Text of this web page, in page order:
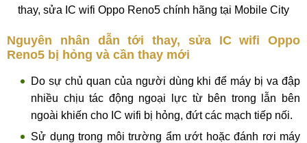
thay, sửa IC wifi Oppo Reno5 chính hãng tại Mobile City
Nguyên nhân dẫn tới thay, sửa IC wifi Oppo
Reno5 bị hỏng và cần thay mới
Do sự chủ quan của người dùng khi để máy bị va đập
nhiều chịu tác động ngoại lực từ bên trong lẫn bên
ngoài khiến cho IC wifi bị hỏng, đứt các mạch tiếp nối.
Sử dụng trong môi trường ẩm ướt hoặc đánh rơi máy